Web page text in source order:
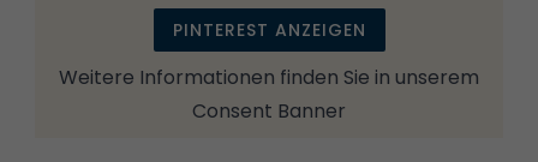
PINTEREST ANZEIGEN
Weitere Informationen finden Sie in unserem
Consent Banner